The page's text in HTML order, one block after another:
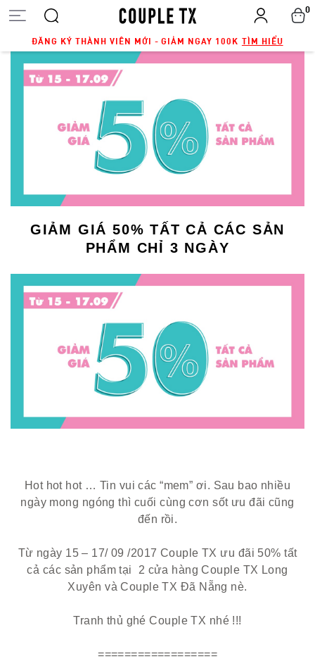
ĐĂNG KÝ THÀNH VIÊN MỚI - GIẢM NGAY 100K TÌM HIỂU
0
GIẢM GIÁ 50% TẤT CẢ CÁC SẢN
PHẨM CHỈ 3 NGÀY
Hot hot hot … Tin vui các “mem” ơi. Sau bao nhiều
ngày mong ngóng thì cuối cùng cơn sốt ưu đãi cũng
đến rồi.
Từ ngày 15 – 17/ 09 /2017 Couple TX ưu đãi 50% tất
cả các sản phẩm tại 2 cửa hàng Couple TX Long
Xuyên và Couple TX Đã Nẵng nè.
Tranh thủ ghé Couple TX nhé !!!
==================